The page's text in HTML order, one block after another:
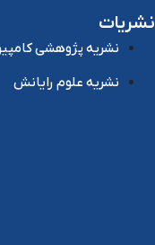
نشریات
نشریه پژوهشی
نشریه علوم رایانش